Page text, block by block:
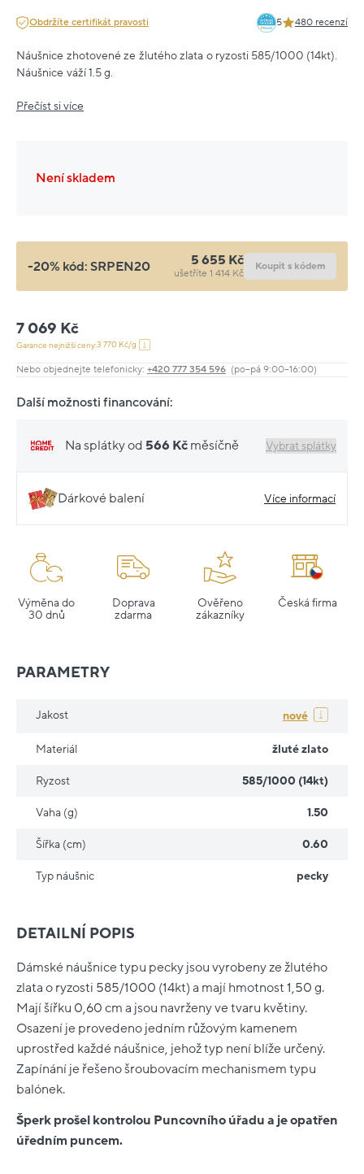
Obdržíte certifikát pravosti 5 480 recenzí
Náušnice zhotovené ze žlutého zlata o ryzosti 585/1000 (14kt).
Náušnice váží 1.5 g.
Přečíst si více
Není skladem
-20% kód: SRPEN20 5 655 Kč
ušetříte 1 414 Kč
Koupit s kódem
7 069 Kč
Garance nejnižší ceny:3 770 Kč/g
Nebo objednejte telefonicky: +420 777 354 596 (po–pá 9:00–16:00)
Další možnosti financování:
Na splátky od 566 Kč měsíčně Vybrat splátky
Dárkové balení Více informací
Výměna do
30 dnů
Doprava
zdarma
Ověřeno
zákazníky
Česká firma
DETAILNÍ POPIS
Dámské náušnice typu pecky jsou vyrobeny ze žlutého
zlata o ryzosti 585/1000 (14kt) a mají hmotnost 1,50 g.
Mají šířku 0,60 cm a jsou navrženy ve tvaru květiny.
Osazení je provedeno jedním růžovým kamenem
uprostřed každé náušnice, jehož typ není blíže určený.
Zapínání je řešeno šroubovacím mechanismem typu
balónek.
Šperk prošel kontrolou Puncovního úřadu a je opatřen
úředním puncem.
PARAMETRY
Jakost nové
Materiál žluté zlato
Ryzost 585/1000 (14kt)
Vaha (g) 1.50
Šířka (cm) 0.60
Typ náušnic pecky